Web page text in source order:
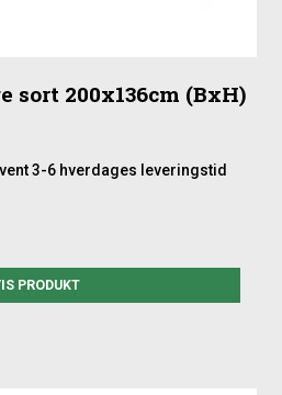
sort 200x136cm (BxH)
3-6 hverdages leveringstid
PRODUKT